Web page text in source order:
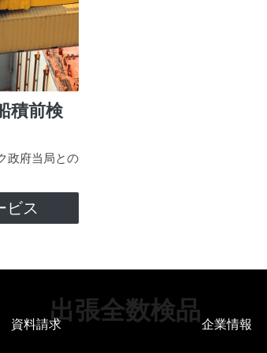
積前検
政府当局との
ビス
出張全数検品
資料請求 企業情報